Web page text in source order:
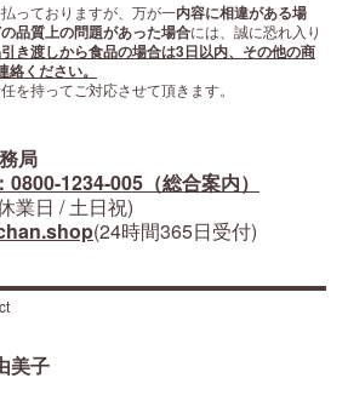
っておりますが、万が一内容に相違がある場
品質上の問題があった場合には、誠に恐れ入り
き渡しから食品の場合は3日以内、その他の商
ください。
を持ってご対応させて頂きます。
局
0800-1234-005（総合案内）
業日 / 土日祝)
(24時間365日受付)
美子